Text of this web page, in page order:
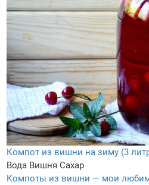
Компот из вишни на зиму (3
Вода Вишня Сахар
Компоты из вишни — мои